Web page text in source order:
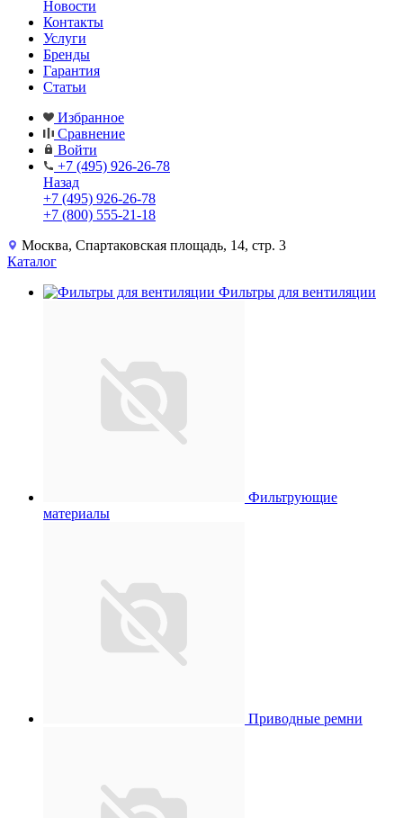
Новости
Контакты
Услуги
Бренды
Гарантия
Статьи
Избранное
Сравнение
Войти
+7 (495) 926-26-78
Назад
+7 (495) 926-26-78
+7 (800) 555-21-18
Москва, Спартаковская площадь, 14, стр. 3
Каталог
Фильтры для вентиляции
Фильтрующие
материалы
Приводные ремни